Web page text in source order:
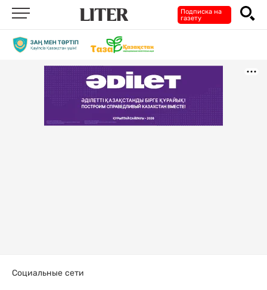
Подписка на
газету
Социальные сети